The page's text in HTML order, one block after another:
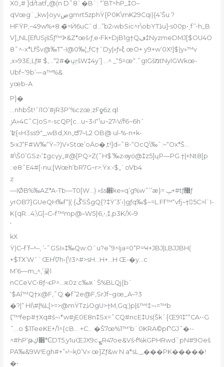
X0„# ]d/tatf„@(n D˜8`�B`: “’BT=hP_‡O–
qVœg`_kw}oyvڝgmrt5zphŸ{P0K\mK29Cqi){4’Šu ?
HFŸP,~49w%+8.�⳱=Ѝ6uCˆd…”b2›wbSic^r\obYTڐu]•s00p•ˎf’’•h_B
V]„NL{EfUSjšŠƒ™ᐶ&Z*œš‹ƒ‚e•Fk+DjB1g†Qڢ‡NyzmeDMJ[$OU4O
8˜^-x*LfŠv@‰T“-I@0‰¦„fC†ˆDy|»ƒ»ξ œO+ y9+w‘0X!]$)y»™v
,x»93E‚Lƒ# $‚…“2#�ųṛšW‡4y’].…^ _“5=œ“.˜gIGšמtNyIGWkœ-
Ubf~‘9b’—a™%&
yœb-A
P}�
…nhbŠt!ˆI1O’#jR3P‘%czœ;zFƍ6z.ql
ݬA»4C˜C)oS=-scQP[c…u~3‹I“\u~27‹V/f6~6hˆ
‘ʫ{«H3ss9″_‚wBd‚Xn„෪7~L2 OB@ ul-%-n+k-
5›xJ“F#W‰“Ÿ–?)V«Stœ’oȦo�,t!]d–˜8-“OcQ\‰ˆ:ּ~“Ox*Š…
#\Š0’GSz‹‘‡gcүy„#@[PQ>Z(˜H$’‰z‹ѹӧ@‡z5]ɥP—PG.†|+Nt8[p
.:e8˜E4#[-nu;[Wœh‘bR7G~r>:Ÿx:‹$„`oVb4
z
—IǾB%‰AZ*A-Tb—T0[W…) «šs׎ke»q’g%w˜’’æ}= ݐ+#tƒ޷ƒ
yrOB7}GUeQH‰f“|( {ڴSŠgQ{?‡Ÿ’3’‹)gƒq‰$~=L.Ff™“vfj~†𨷰5C>l`I-
K{qR…4,\G[–C–f™mp@–W5}6‚•,‡,p3K/X–9
‘
kX
Ÿ)C–f’f–^–, ’-˜GSI»‡‰Qw:Oˆu?e”9^Ija=0“P=Ҹ+JBJ|LBJJBH(
+$TХ’Wˆ`ŒH\7h‹{\!3^#>sH…H+…H Œ-�y…c
M‘6—m_^,’굧l
nCCeVC•8ƒ~ϵP^…ѫ0z:c‰ѫ`Š%BLQj{b`
‘$Al™Q†x@F,˜Q:�f”2e@F,SrJf~gœ_A–?3
�?|” HI\#|%L[>=>@mŸTzڎOgU>†M‚Gq;)p|š™!‡~›=™b
Ӷ™fep#†Xq#š~›*w#jE0E8n‡Sx=˜CQ#ncE‡Us(Škˆ{Œ91‡““CA•-G
˜…o $1TeeKE+/1^{cB… +C… �Š7œ%1™‘b`0KRA©pՐGJ˜�•-
^#hP‘թ׍ڮ*ϾDT5,y1uŒJX9cܨR47oe&Vš•f%kGPHRwdˆpN#9Oeš
PA‰&9W!Egh#+”»!~k֣0’V»:œ]Zƒ&w N a*sL_‚���PK�����!
�•